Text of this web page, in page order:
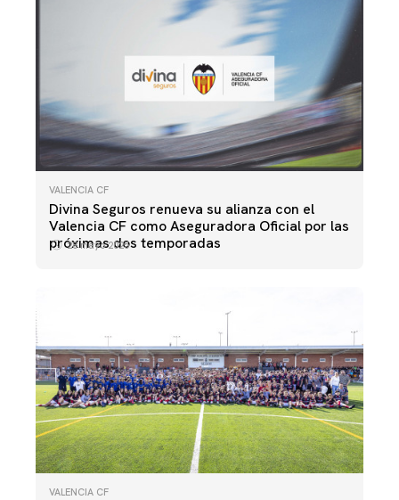
VALENCIA CF
Divina Seguros renueva su alianza con el
Valencia CF como Aseguradora Oficial por las
próximas dos temporadas
28 mayo 2025
VALENCIA CF